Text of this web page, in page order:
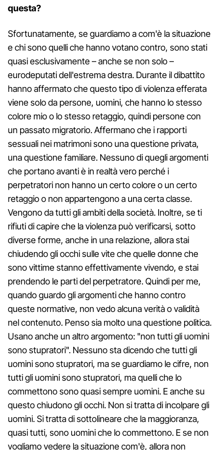
questa?
Sfortunatamente, se guardiamo a com'è la situazione
e chi sono quelli che hanno votano contro, sono stati
quasi esclusivamente – anche se non solo –
eurodeputati dell'estrema destra. Durante il dibattito
hanno affermato che questo tipo di violenza efferata
viene solo da persone, uomini, che hanno lo stesso
colore mio o lo stesso retaggio, quindi persone con
un passato migratorio. Affermano che i rapporti
sessuali nei matrimoni sono una questione privata,
una questione familiare. Nessuno di quegli argomenti
che portano avanti è in realtà vero perché i
perpetratori non hanno un certo colore o un certo
retaggio o non appartengono a una certa classe.
Vengono da tutti gli ambiti della società. Inoltre, se ti
rifiuti di capire che la violenza può verificarsi, sotto
diverse forme, anche in una relazione, allora stai
chiudendo gli occhi sulle vite che quelle donne che
sono vittime stanno effettivamente vivendo, e stai
prendendo le parti del perpetratore. Quindi per me,
quando guardo gli argomenti che hanno contro
queste normative, non vedo alcuna verità o validità
nel contenuto. Penso sia molto una questione politica.
Usano anche un altro argomento: "non tutti gli uomini
sono stupratori". Nessuno sta dicendo che tutti gli
uomini sono stupratori, ma se guardiamo le cifre, non
tutti gli uomini sono stupratori, ma quelli che lo
commettono sono quasi sempre uomini. E anche su
questo chiudono gli occhi. Non si tratta di incolpare gli
uomini. Si tratta di sottolineare che la maggioranza,
quasi tutti, sono uomini che lo commettono. E se non
vogliamo vedere la situazione com'è, allora non